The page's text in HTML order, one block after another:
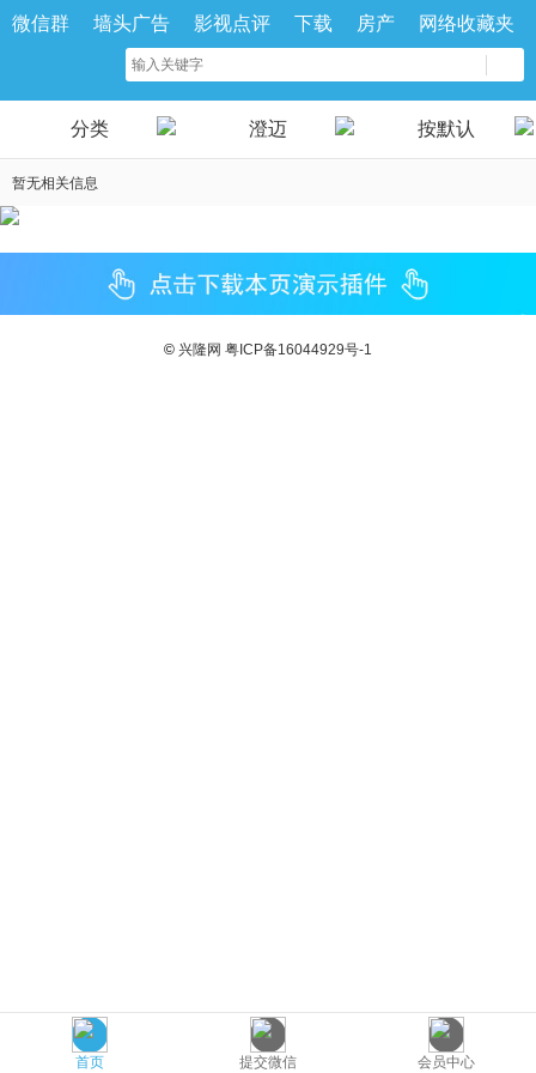
微信群 墙头广告 影视点评 下载 房产 网络收藏夹
分类 澄迈 按默认
暂无相关信息
首页 提交微信 会员中心
© 兴隆网 粤ICP备16044929号-1